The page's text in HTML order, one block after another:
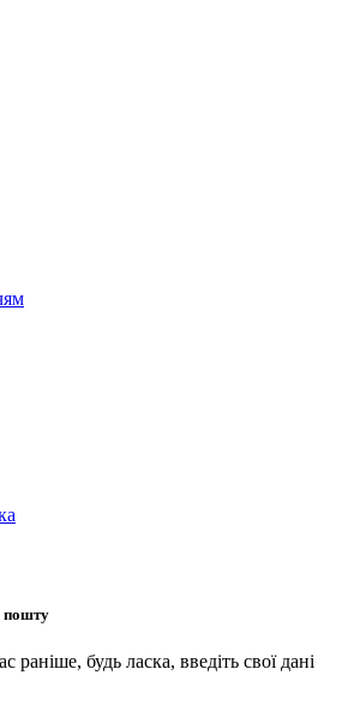
пошту
будь ласка, введіть свої дані